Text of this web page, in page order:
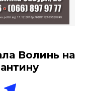
Волинь на